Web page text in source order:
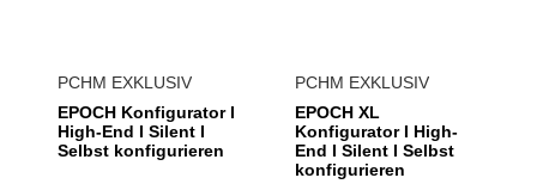
PCHM EXKLUSIV
EPOCH Konfigurator I
High-End I Silent I
Selbst konfigurieren
PCHM EXKLUSIV
EPOCH XL
Konfigurator I High-
End I Silent I Selbst
konfigurieren